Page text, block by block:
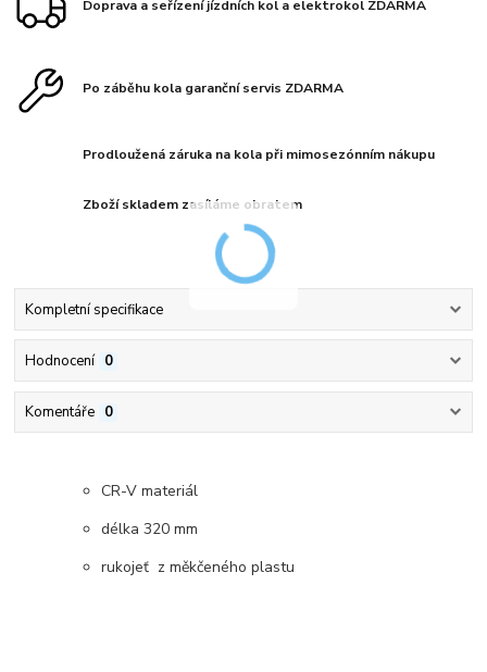
Doprava a seřízení jízdních kol a elektrokol ZDARMA
Po záběhu kola garanční servis ZDARMA
Prodloužená záruka na kola při mimosezónním nákupu
Zboží skladem zasíláme obratem
Kompletní specifikace
Hodnocení 0
Komentáře 0
CR-V materiál
délka 320 mm
rukojeť z měkčeného plastu